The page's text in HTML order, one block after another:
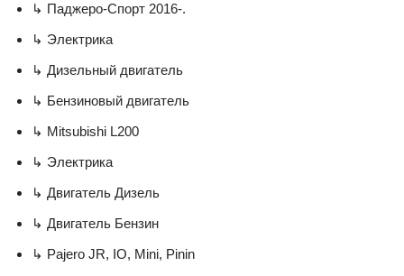
↳ Паджеро-Спорт 2016-.
↳ Электрика
↳ Дизельный двигатель
↳ Бензиновый двигатель
↳ Mitsubishi L200
↳ Электрика
↳ Двигатель Дизель
↳ Двигатель Бензин
↳ Pajero JR, IO, Mini, Pinin